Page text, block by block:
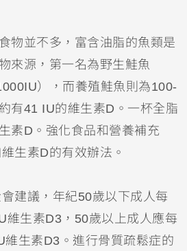
物並不多，富含油脂的魚類是
來源，第一名為野生鮭魚
），而養殖鮭魚則為100-
有41 IU的維生素D。一杯全脂
素D。強化食品和營養補充
生素D的有效辦法。
建議，年紀50歲以下成人每
維生素D3，50歲以上成人應每
維生素D3。進行骨質疏鬆症的